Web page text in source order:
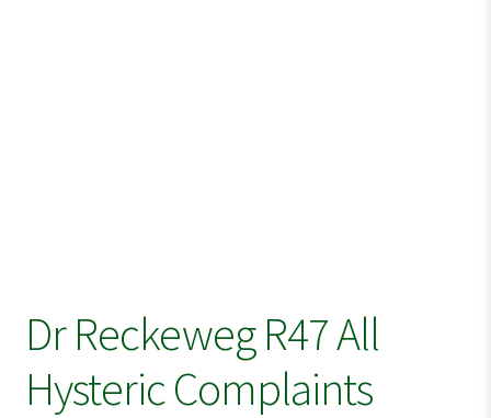
Dr Reckeweg R47 All
Hysteric Complaints